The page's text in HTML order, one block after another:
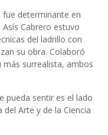
determinante en
Cabrero estuvo
del ladrillo con
su obra. Colaboró
más surrealista, ambos
pueda sentir es el lado
Arte y de la Ciencia